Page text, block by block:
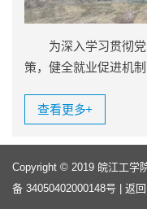
为深入学习贯彻党
策，健全就业促进机
查看更多+
Copyright © 2019 皖江工学
备 34050402000148号
返